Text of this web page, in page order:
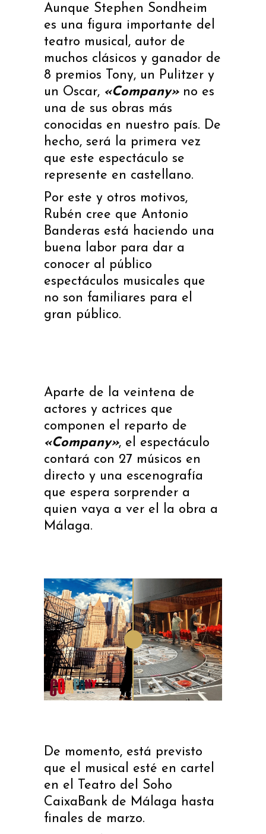
Aunque Stephen Sondheim
es una figura importante del
teatro musical, autor de
muchos clásicos y ganador de
8 premios Tony, un Pulitzer y
un Oscar, «Company»no es
una de sus obras más
conocidas en nuestro país. De
hecho, será la primera vez
que este espectáculo se
represente en castellano.
Por este y otros motivos,
Rubén cree que Antonio
Banderas está haciendo una
buena labor para dar a
conocer al público
espectáculos musicales que
no son familiares para el
gran público.
Aparte de la veintena de
actores y actrices que
componen el reparto de
«Company», el espectáculo
contará con 27 músicos en
directo y una escenografía
que espera sorprender a
quien vaya a ver el la obra a
Málaga.
De momento, está previsto
que el musical esté en cartel
en el Teatro del Soho
CaixaBank de Málaga hasta
finales de marzo.